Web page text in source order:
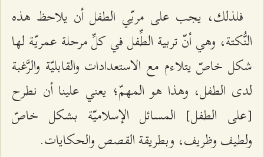
فلذلك، يجب على مربّي الطفل أن يلاحظ هذه
النُّكتة، وهي أنّ تربية الطِّفل في كلِّ مرحلة عمريّة لها
شكل خاصّ يتلاءم مع الاستعدادات والقابليّة والرَّغبة
لدى الطفل، وهذا هو المهمّ؛ يعني علينا أن نطرح
[على الطفل] المسائل الإسلاميّة بشكل خاصّ
ولطيف وظريف، وبطريقة القصص والحكايات.